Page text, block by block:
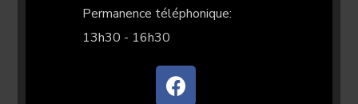
Permanence téléphonique:
13h30 - 16h30